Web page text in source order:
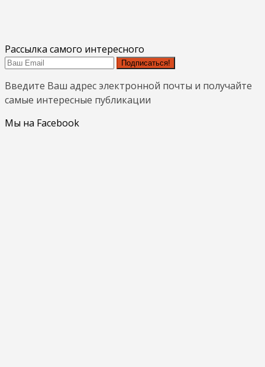
Рассылка самого интересного
Подписаться!
Введите Ваш адрес электронной почты и получайте
самые интересные публикации
Мы на Facebook